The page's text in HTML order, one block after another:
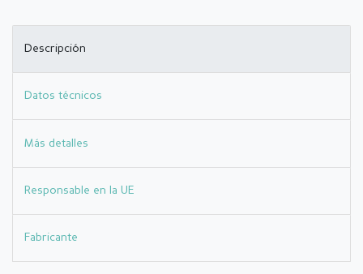
Descripción
Datos técnicos
Más detalles
Responsable en la UE
Fabricante